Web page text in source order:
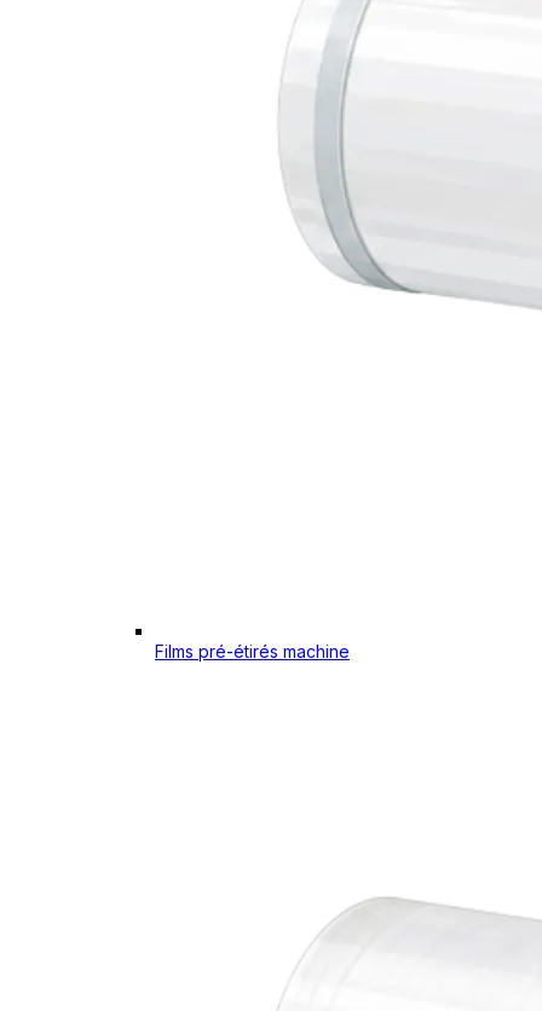
Films pré-étirés machine